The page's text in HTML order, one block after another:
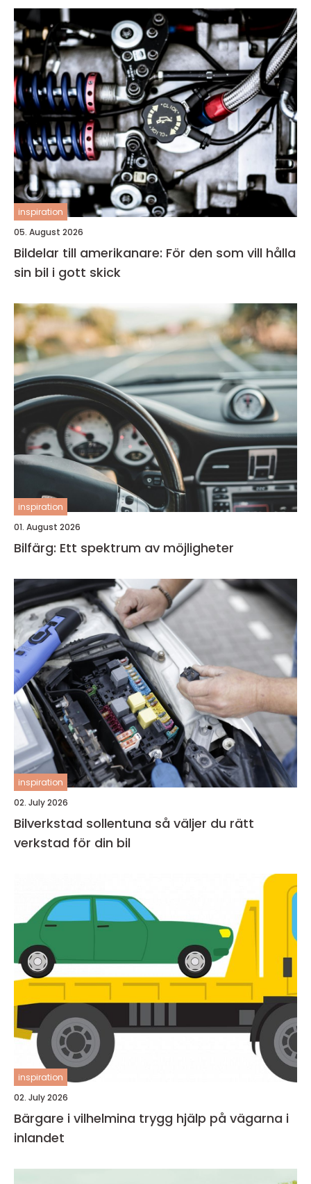
inspiration
05. August 2026
Bildelar till amerikanare: För den som vill hålla
sin bil i gott skick
inspiration
01. August 2026
Bilfärg: Ett spektrum av möjligheter
inspiration
02. July 2026
Bilverkstad sollentuna så väljer du rätt
verkstad för din bil
inspiration
02. July 2026
Bärgare i vilhelmina trygg hjälp på vägarna i
inlandet